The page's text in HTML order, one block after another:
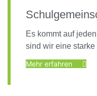
Es kommt auf
sind wir eine starke
Mehr erfahren